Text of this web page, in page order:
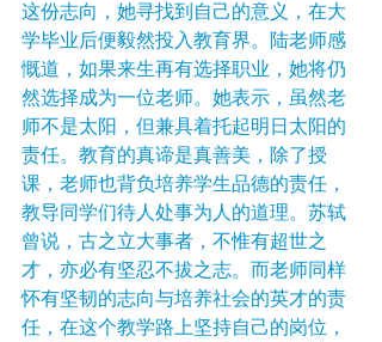
这份志向，她寻找到自己的意义，在大
学毕业后便毅然投入教育界。陆老师感
慨道，如果来生再有选择职业，她将仍
然选择成为一位老师。她表示，虽然老
师不是太阳，但兼具着托起明日太阳的
责任。教育的真谛是真善美，除了授
课，老师也背负培养学生品德的责任，
教导同学们待人处事为人的道理。苏轼
曾说，古之立大事者，不惟有超世之
才，亦必有坚忍不拔之志。而老师同样
怀有坚韧的志向与培养社会的英才的责
任，在这个教学路上坚持自己的岗位，